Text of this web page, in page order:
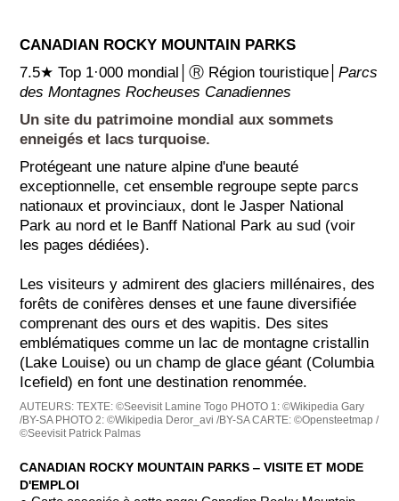
CANADIAN ROCKY MOUNTAIN PARKS
7.5★ Top 1·000 mondial│Ⓡ Région touristique│Parcs
des Montagnes Rocheuses Canadiennes
Un site du patrimoine mondial aux sommets
enneigés et lacs turquoise.
Protégeant une nature alpine d'une beauté
exceptionnelle, cet ensemble regroupe septe parcs
nationaux et provinciaux, dont le Jasper National
Park au nord et le Banff National Park au sud (voir
les pages dédiées).
Les visiteurs y admirent des glaciers millénaires, des
forêts de conifères denses et une faune diversifiée
comprenant des ours et des wapitis. Des sites
emblématiques comme un lac de montagne cristallin
(Lake Louise) ou un champ de glace géant (Columbia
Icefield) en font une destination renommée.
AUTEURS:TEXTE: ©Seevisit Lamine Togo PHOTO 1: ©Wikipedia Gary
/BY-SA PHOTO 2: ©Wikipedia Deror_avi /BY-SA CARTE: ©Opensteetmap /
©Seevisit Patrick Palmas
CANADIAN ROCKY MOUNTAIN PARKS ‒ VISITE ET MODE
D'EMPLOI